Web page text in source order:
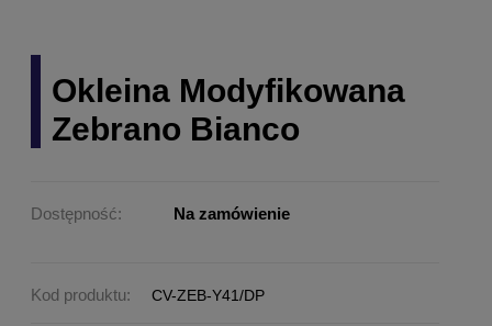
Okleina Modyfikowana
Zebrano Bianco
Dostępność: Na zamówienie
Kod produktu: CV-ZEB-Y41/DP